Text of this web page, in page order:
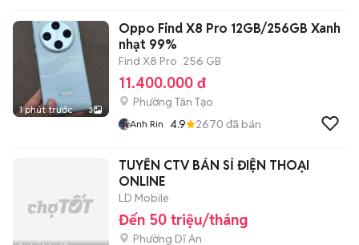
1 phút trước 3
Oppo Find X8 Pro 12GB/256GB Xanh
nhạt 99%
Find X8 Pro 256 GB
11.400.000 đ
Phường Tân Tạo
Anh Rin 4.9 2670 đã bán
TUYỂN CTV BÁN SỈ ĐIỆN THOẠI
ONLINE
LD Mobile
Đến 50 triệu/tháng
Phường Dĩ An